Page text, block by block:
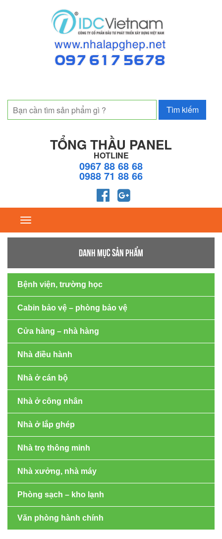
TỔNG THẦU PANEL
HOTLINE
0967 88 68 68
0988 71 88 66
Toggle
DANH MỤC SẢN PHẨM
Bệnh viện, trường học
Cabin bảo vệ – phòng bảo vệ
Cửa hàng – nhà hàng
Nhà điều hành
Nhà ở cán bộ
Nhà ở công nhân
Nhà ở lắp ghép
Nhà trọ thông minh
Nhà xưởng, nhà máy
Phòng sạch – kho lạnh
Văn phòng hành chính